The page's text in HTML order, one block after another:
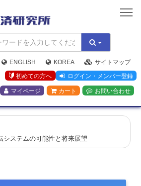
矢
野
経
済
研
究
所
ENGLISH KOREA
サイトマップ
初めての方へ
ログイン・メンバー登録
マイページ カート お問い合わせ
システムの可能性と将来展望